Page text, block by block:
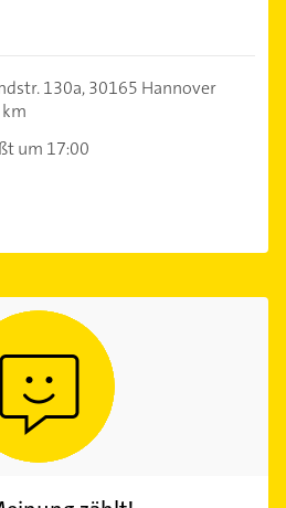
130a,30165 Hannover
um 17:00